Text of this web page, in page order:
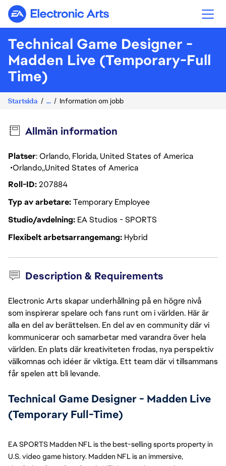
Electronic Arts
Technical Game Designer -
Madden Live (Temporary-Full
Time)
Startsida ... Information om jobb
Allmän information
Platser: Orlando, Florida, United States of America
Orlando United States of America
Roll-ID207884
Typ av arbetareTemporary Employee
Studio/avdelning EA Studios - SPORTS
Flexibelt arbetsarrangemang Hybrid
Description & Requirements
Electronic Arts skapar underhållning på en högre nivå
som inspirerar spelare och fans runt om i världen. Här är
alla en del av berättelsen. En del av en community där vi
kommunicerar och samarbetar med varandra över hela
världen. En plats där kreativiteten frodas, nya perspektiv
välkomnas och idéer är viktiga. Ett team där vi tillsammans
får spelen att bli levande.
Technical Game Designer - Madden Live
(Temporary Full-Time)
EA SPORTS Madden NFL is the best-selling sports property in
U.S. video game history. Madden NFL is an immersive,